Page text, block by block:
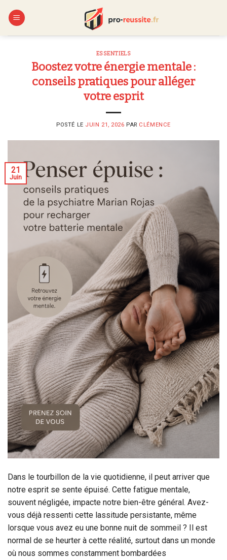
ESSENTIELS
Boostez votre énergie mentale :
conseils pratiques pour alléger
votre esprit
POSTÉ LE JUIN 21, 2026 PAR CLÉMENCE
21
Juin
Dans le tourbillon de la vie quotidienne, il peut arriver que
notre esprit se sente épuisé. Cette fatigue mentale,
souvent négligée, impacte notre bien-être général. Avez-
vous déjà ressenti cette lassitude persistante, même
lorsque vous avez eu une bonne nuit de sommeil ? Il est
normal de se heurter à cette réalité, surtout dans un monde
où nous sommes constamment bombardées